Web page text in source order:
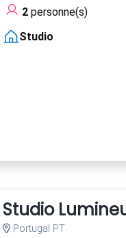
2personne(s)
Studio
Studio
Portugal PT